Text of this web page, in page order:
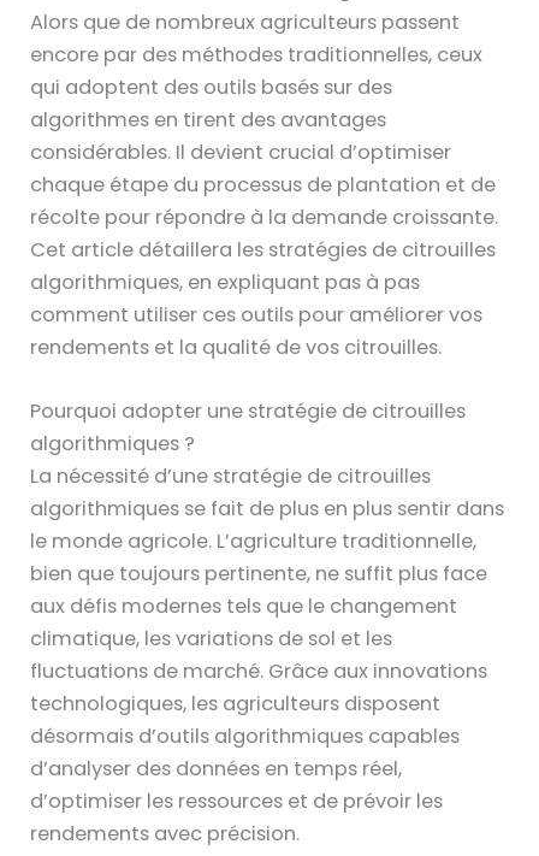
Alors que de nombreux agriculteurs passent
encore par des méthodes traditionnelles, ceux
qui adoptent des outils basés sur des
algorithmes en tirent des avantages
considérables. Il devient crucial d’optimiser
chaque étape du processus de plantation et de
récolte pour répondre à la demande croissante.
Cet article détaillera les stratégies de citrouilles
algorithmiques, en expliquant pas à pas
comment utiliser ces outils pour améliorer vos
rendements et la qualité de vos citrouilles.
Pourquoi adopter une stratégie de citrouilles
algorithmiques ?
La nécessité d’une stratégie de citrouilles
algorithmiques se fait de plus en plus sentir dans
le monde agricole. L’agriculture traditionnelle,
bien que toujours pertinente, ne suffit plus face
aux défis modernes tels que le changement
climatique, les variations de sol et les
fluctuations de marché. Grâce aux innovations
technologiques, les agriculteurs disposent
désormais d’outils algorithmiques capables
d’analyser des données en temps réel,
d’optimiser les ressources et de prévoir les
rendements avec précision.